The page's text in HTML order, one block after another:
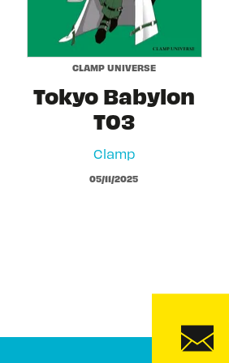
CLAMP UNIVERSE
Tokyo Babylon
T03
Clamp
05/11/2025